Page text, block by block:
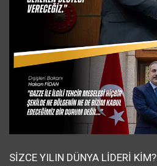
SIZCE YILIN DÜNYA LIDERI KIM?